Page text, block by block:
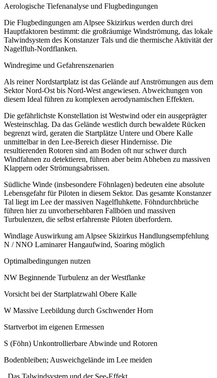
Aerologische Tiefenanalyse und Flugbedingungen
Die Flugbedingungen am Alpsee Skizirkus werden durch drei
Hauptfaktoren bestimmt: die großräumige Windströmung, das lokale
Talwindsystem des Konstanzer Tals und die thermische Aktivität der
Nagelfluh-Nordflanken.
Windregime und Gefahrenszenarien
Als reiner Nordstartplatz ist das Gelände auf Anströmungen aus dem
Sektor Nord-Ost bis Nord-West angewiesen. Abweichungen von
diesem Ideal führen zu komplexen aerodynamischen Effekten.
Die gefährlichste Konstellation ist Westwind oder ein ausgeprägter
Westeinschlag. Da das Gelände westlich durch bewaldete Rücken
begrenzt wird, geraten die Startplätze Untere und Obere Kalle
unmittelbar in den Lee-Bereich dieser Hindernisse. Die
resultierenden Rotoren sind am Boden oft nur schwer durch
Windfahnen zu detektieren, führen aber beim Abheben zu massiven
Klappern oder Strömungsabrissen.
Südliche Winde (insbesondere Föhnlagen) bedeuten eine absolute
Lebensgefahr für Piloten in diesem Sektor. Das gesamte Konstanzer
Tal liegt im Lee der massiven Nagelfluhkette. Föhndurchbrüche
führen hier zu unvorhersehbaren Fallböen und massiven
Turbulenzen, die selbst erfahrenste Piloten überfordern.
Windlage Auswirkung am Alpsee Skizirkus Handlungsempfehlung
N / NNO Laminarer Hangaufwind, Soaring möglich
Optimalbedingungen nutzen
NW Beginnende Turbulenz an der Westflanke
Vorsicht bei der Startplatzwahl Obere Kalle
W Massive Leebildung durch Gschwender Horn
Startverbot im eigenen Ermessen
S (Föhn) Unkontrollierbare Abwinde und Rotoren
Bodenbleiben; Ausweichgelände im Lee meiden
Das Talwindsystem und der See-Effekt